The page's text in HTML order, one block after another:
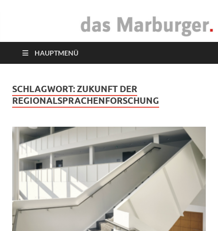
das Marburger.
HAUPTMENÜ
SCHLAGWORT:ZUKUNFT DER
REGIONALSPRACHENFORSCHUNG